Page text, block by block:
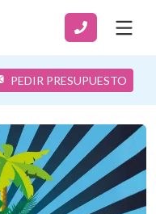
PEDIR PRESUPUESTO